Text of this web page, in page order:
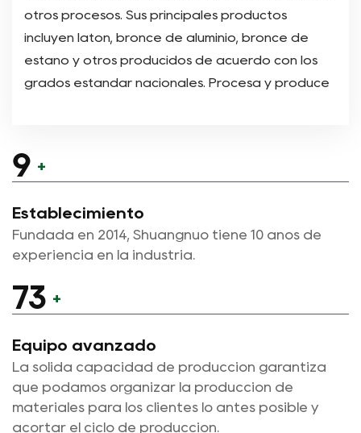
otros procesos. Sus principales productos
incluyen latón, bronce de aluminio, bronce de
estaño y otros producidos de acuerdo con los
grados estándar nacionales. Procesa y produce
mismo tiempo, utiliza tecnología de sinterización
para producir productos bimetálicos y muchos
hace casi 10 años, la empresa se ha centrado en
la investigación, el desarrollo y la producción de
varios cojinetes autolubricantes nuevos.
En el proceso de producción de productos,
producción de fundición independiente de
materias primas para garantizar la calidad de los
de fundición, se monitorea todo el proceso y el
10
Establecimiento
Fundada en 2014, Shuangnuo tiene 10 años de
experiencia en la industria.
80 +
Equipo avanzado
La sólida capacidad de producción garantiza
que podamos organizar la producción de
materiales para los clientes lo antes posible y
acortar el ciclo de producción.